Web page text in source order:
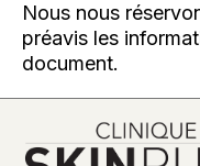
Nous nous
préavis les
document.